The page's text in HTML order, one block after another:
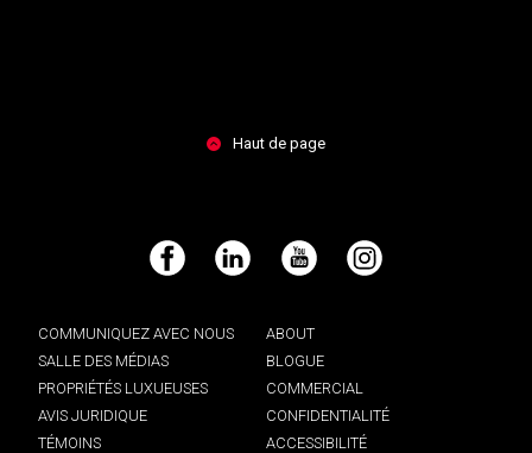
Haut de page
Facebook LinkedIn YouTube Instagram
COMMUNIQUEZ AVEC NOUS
ABOUT
SALLE DES MÉDIAS
BLOGUE
PROPRIÉTÉS LUXUEUSES
COMMERCIAL
AVIS JURIDIQUE
CONFIDENTIALITÉ
TÉMOINS
ACCESSIBILITÉ